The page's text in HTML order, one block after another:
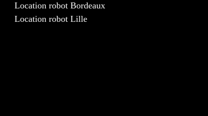
Location robot Bordeaux
Location robot Lille